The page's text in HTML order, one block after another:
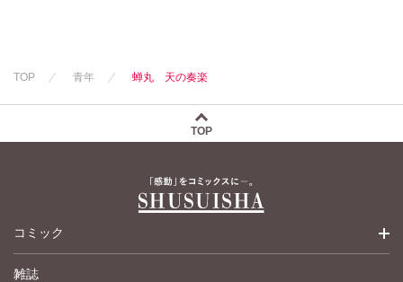
TOP 青年 蝉丸 天の奏楽
TOP
コミック
少女コミック
雑誌